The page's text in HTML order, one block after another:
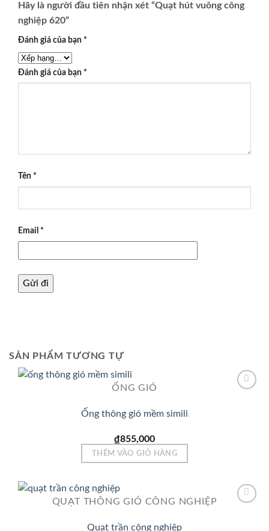
Hãy là người đầu tiên nhận xét “Quạt hút vuông công
nghiệp 620”
Đánh giá của bạn *
Đánh giá của bạn *
Tên *
Email *
SẢN PHẨM TƯƠNG TỰ
ỐNG GIÓ
Ống thông gió mềm simili
₫855,000
THÊM VÀO GIỎ HÀNG
QUẠT THÔNG GIÓ CÔNG NGHIỆP
Quạt trần công nghiệp